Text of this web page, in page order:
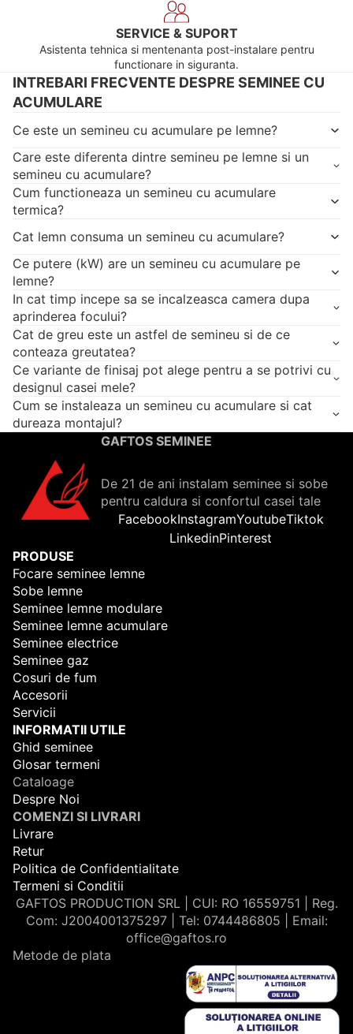
SERVICE & SUPORT
Asistenta tehnica si mentenanta post-instalare pentru
functionare in siguranta.
INTREBARI FRECVENTE DESPRE SEMINEE CU
ACUMULARE
Ce este un semineu cu acumulare pe lemne?
Care este diferenta dintre semineu pe lemne si un
semineu cu acumulare?
Cum functioneaza un semineu cu acumulare
termica?
Cat lemn consuma un semineu cu acumulare?
Ce putere (kW) are un semineu cu acumulare pe
lemne?
In cat timp incepe sa se incalzeasca camera dupa
aprinderea focului?
Cat de greu este un astfel de semineu si de ce
conteaza greutatea?
Ce variante de finisaj pot alege pentru a se potrivi cu
designul casei mele?
Cum se instaleaza un semineu cu acumulare si cat
dureaza montajul?
GAFTOS SEMINEE
De 21 de ani instalam seminee si sobe
pentru caldura si confortul casei tale
FacebookInstagramYoutubeTiktok
LinkedinPinterest
PRODUSE
Focare seminee lemne
Sobe lemne
Seminee lemne modulare
Seminee lemne acumulare
Seminee electrice
Seminee gaz
Cosuri de fum
Accesorii
Servicii
INFORMATII UTILE
Ghid seminee
Glosar termeni
Cataloage
Despre Noi
COMENZI SI LIVRARI
Livrare
Retur
Politica de Confidentialitate
Termeni si Conditii
GAFTOS PRODUCTION SRL | CUI: RO 16559751 | Reg.
Com: J2004001375297 | Tel: 0744486805 | Email:
office@gaftos.ro
Metode de plata